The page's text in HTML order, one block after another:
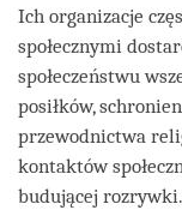
Ich organizacje
społecznymi
społeczeństwu
posiłków,
przewodnictwa
kontaktów
budującej rozrywki.